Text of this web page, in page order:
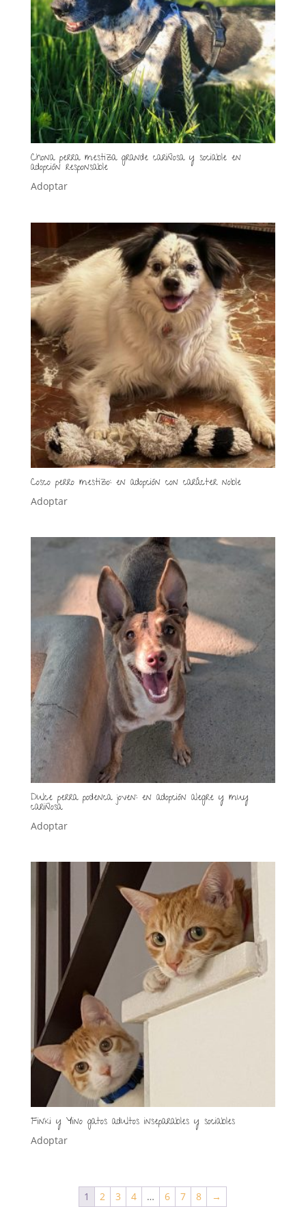
Chona perra mestiza grande cariñosa y sociable en
adopción responsable
Adoptar
Cosco perro mestizo: en adopción con carácter noble
Adoptar
Dulce perra podenca joven: en adopción alegre y muy
cariñosa
Adoptar
Finki y Yino gatos adultos inseparables y sociables
Adoptar
1 2 3 4 … 6 7 8 →